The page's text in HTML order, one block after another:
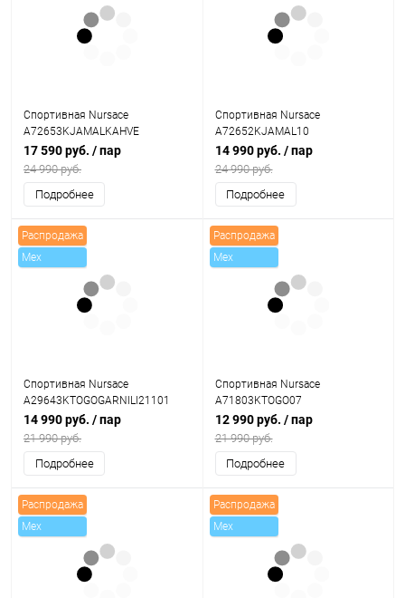
Спортивная Nursace
A72653KJAMALKAHVE
17 590 руб. / пар
24 990 руб.
Подробнее
Спортивная Nursace
A72652KJAMAL10
14 990 руб. / пар
24 990 руб.
Подробнее
Распродажа
Mex
Спортивная Nursace
A29643KTOGOGARNILI21101
14 990 руб. / пар
21 990 руб.
Подробнее
Распродажа
Mex
Спортивная Nursace
A71803KTOGO07
12 990 руб. / пар
21 990 руб.
Подробнее
Распродажа
Mex
Распродажа
Mex